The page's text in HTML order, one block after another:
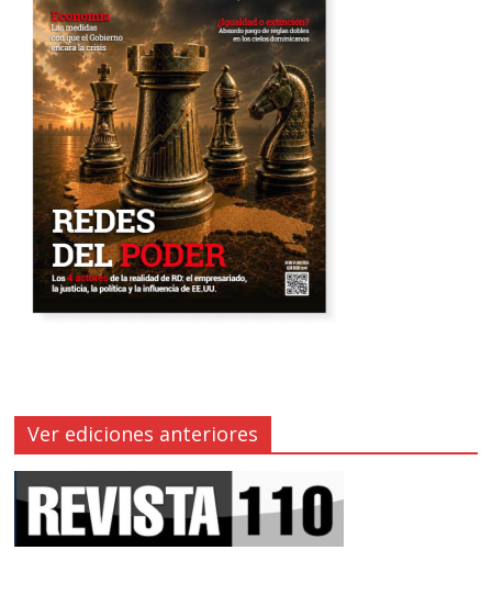
Ver ediciones anteriores